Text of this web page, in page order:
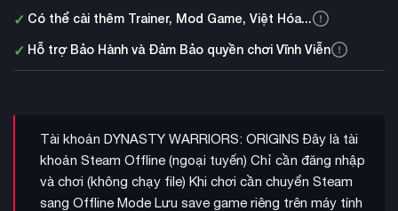
✓ Có thể cài thêm Trainer, Mod Game, Việt Hóa...
✓ Hỗ trợ Bảo Hành và Đảm Bảo quyền chơi Vĩnh Viễn
Tài khoản DYNASTY WARRIORS: ORIGINS Đây là tài
khoản Steam Offline (ngoại tuyến) Chỉ cần đăng nhập
và chơi (không chạy file) Khi chơi cần chuyển Steam
sang Offline Mode Lưu save game riêng trên máy tính